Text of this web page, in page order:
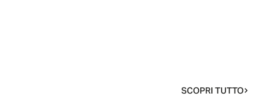
SCOPRI TUTTO